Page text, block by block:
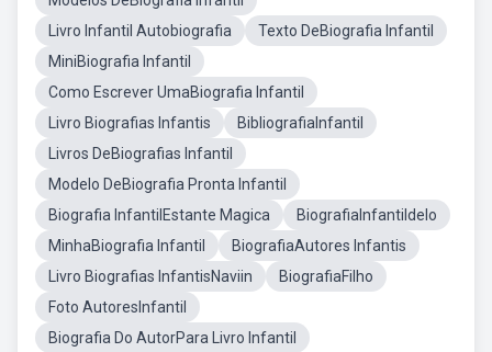
Livro Infantil Autobiografia
Texto DeBiografia Infantil
MiniBiografia Infantil
Como Escrever UmaBiografia Infantil
Livro Biografias Infantis
BibliografiaInfantil
Livros DeBiografias Infantil
Modelo DeBiografia Pronta Infantil
Biografia InfantilEstante Magica
BiografiaInfantildelo
MinhaBiografia Infantil
BiografiaAutores Infantis
Livro Biografias InfantisNaviin
BiografiaFilho
Foto AutoresInfantil
Biografia Do AutorPara Livro Infantil